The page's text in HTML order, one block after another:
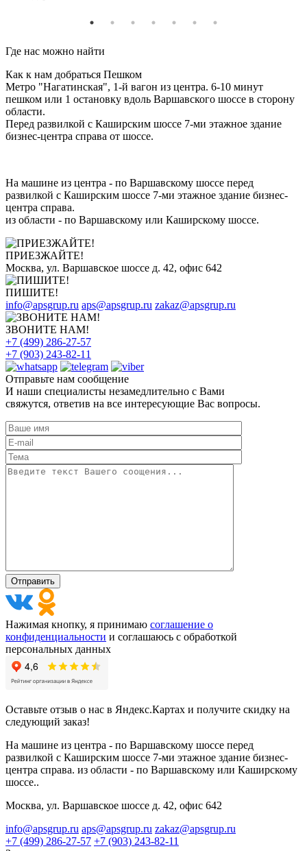
Где нас можно найти
Как к нам добраться Пешком
Метро "Нагатинская", 1-й вагон из центра. 6-10 минут
пешком или 1 остановку вдоль Варшавского шоссе в сторону
области.
Перед развилкой с Каширским шоссе 7-ми этажное здание
бизнес-центра справа от шоссе.
На машине из центра - по Варшавскому шоссе перед
развилкой с Каширским шоссе 7-ми этажное здание бизнес-
центра справа.
из области - по Варшавскому или Каширскому шоссе.
ПРИЕЗЖАЙТЕ!
Москва, ул. Варшавское шоссе д. 42, офис 642
ПИШИТЕ!
info@apsgrup.ru aps@apsgrup.ru zakaz@apsgrup.ru
ЗВОНИТЕ НАМ!
+7 (499) 286-27-57
+7 (903) 243-82-11
Отправьте нам сообщение
И наши специалисты незамедлительно с Вами
свяжутся, ответив на все интересующие Вас вопросы.
Нажимая кнопку, я принимаю соглашение о
конфиденциальности и соглашаюсь с обработкой
персональных данных
Оставьте отзыв о нас в Яндекс.Картах и получите скидку на
следующий заказ!
На машине из центра - по Варшавскому шоссе перед
развилкой с Каширским шоссе 7-ми этажное здание бизнес-
центра справа. из области - по Варшавскому или Каширскому
шоссе..
Москва, ул. Варшавское шоссе д. 42, офис 642
info@apsgrup.ru aps@apsgrup.ru zakaz@apsgrup.ru
+7 (499) 286-27-57 +7 (903) 243-82-11